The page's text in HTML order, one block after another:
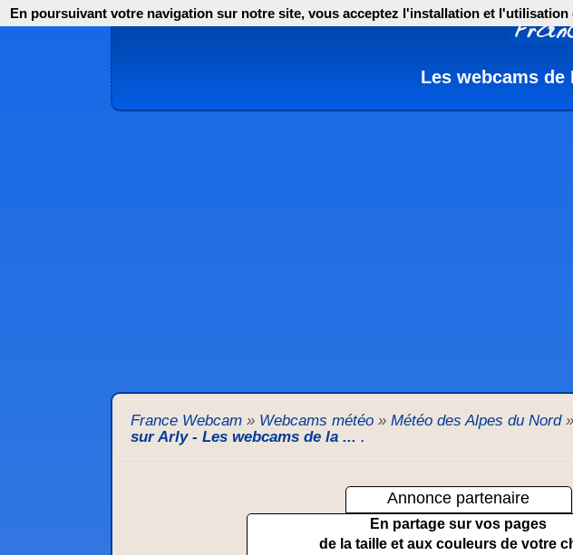
Les webcams de
France Webcam » Webcams météo » Météo des Alpes du Nord»
sur Arly - Les webcams de la ... .
Annonce partenaire
En partage sur vos pages
de la taille et aux couleurs de votre
En poursuivant votre navigation sur notre site, vous acceptez l'installation et